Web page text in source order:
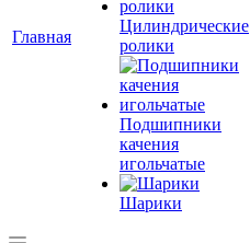
Главная
Цилиндрические
ролики
Подшипники
качения
игольчатые
Шарики